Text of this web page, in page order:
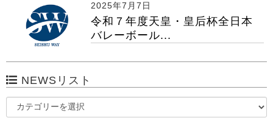
2025年7月7日
令和７年度天皇・皇后杯全日本
バレーボール...
NEWSリスト